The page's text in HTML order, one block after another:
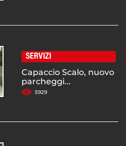
SERVIZI
Capaccio Scalo, nuovo
parcheggi...
5929